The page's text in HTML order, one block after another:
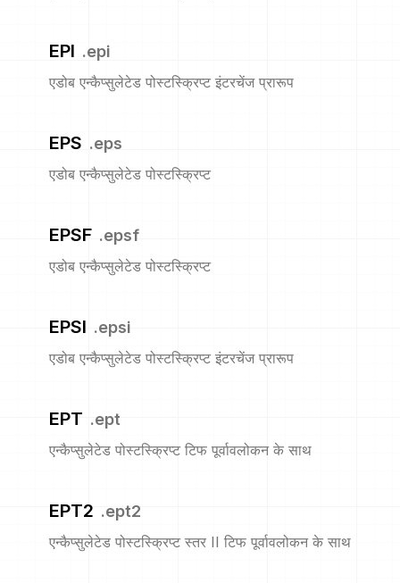
EPI .epi
एडोब एन्कैप्सुलेटेड पोस्टस्क्रिप्ट इंटरचेंज प्रारूप
EPS .eps
एडोब एन्कैप्सुलेटेड पोस्टस्क्रिप्ट
EPSF .epsf
एडोब एन्कैप्सुलेटेड पोस्टस्क्रिप्ट
EPSI .epsi
एडोब एन्कैप्सुलेटेड पोस्टस्क्रिप्ट इंटरचेंज प्रारूप
EPT .ept
एन्कैप्सुलेटेड पोस्टस्क्रिप्ट टिफ पूर्वावलोकन के साथ
EPT2 .ept2
एन्कैप्सुलेटेड पोस्टस्क्रिप्ट स्तर II टिफ पूर्वावलोकन के साथ